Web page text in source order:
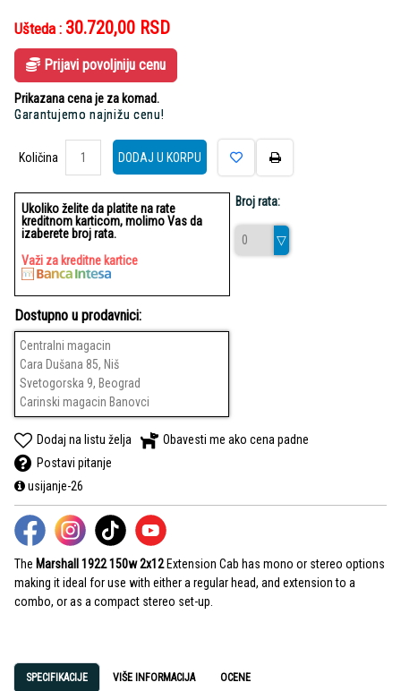
Ušteda : 30.720,00 RSD
Prijavi povoljniju cenu
Prikazana cena je za komad.
Garantujemo najnižu cenu!
Količina
Količina
DODAJ U KORPU
Ukoliko želite da platite na rate
kreditnom karticom, molimo Vas da
izaberete broj rata.
Važi za kreditne kartice
Broj rata:
Dostupno u prodavnici:
Centralni magacin
Cara Dušana 85, Niš
Svetogorska 9, Beograd
Carinski magacin Banovci
Dodaj na listu želja
Obavesti me ako cena padne
Postavi pitanje
usijanje-26
The Marshall 1922 150w 2x12Extension Cab has mono or stereo options
making it ideal for use with either a regular head, and extension to a
combo, or as a compact stereo set-up.
SPECIFIKACIJE VIŠE INFORMACIJA OCENE